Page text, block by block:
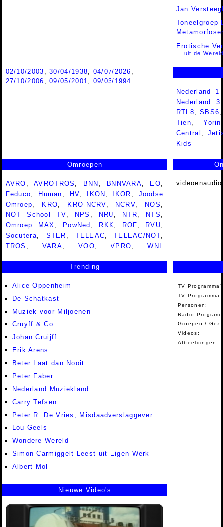
Jan
Toneelgroep
Erotische
uit de
02/10/2003 ,30/04/1938 04/07/2026
27/10/2006 ,09/05/2001
09/03/1994
Nederland
Nederland
RTL8,SBS6
Tien,Yorin
Central ,
Kids
Omroepen
AVRO ,AVROTROS BNN BNNVARA EO
Feduco
Human HV IKON IKOR
Joodse
Omroep
KRO KRO-NCRV NCRV NOS
NOT School TV
NPS NRU NTR NTS
Omroep MAX
PowNed RKK ROF RVU
Socutera
STER ,TELEAC TELEAC/NOT
TROS
VARA ,VOO ,VPRO ,WNL
Trending
Alice Oppenheim
De Schatkast
Muziek voor Miljoenen
Cruyff & Co
Johan Cruijff
Erik Arens
Beter Laat dan Nooit
Peter Faber
Nederland Muziekland
Carry Tefsen
Peter R. De Vries, Misdaadverslaggever
Lou Geels
Wondere Wereld
Simon Carmiggelt Leest uit Eigen Werk
Albert Mol
TV
TV Programma
Personen:
Radio
Groepen /
Videos:
Afbeeldingen:
Nieuwe Video's